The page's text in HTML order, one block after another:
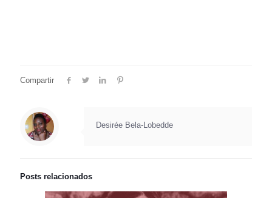
Compartir
Desirée Bela-Lobedde
Posts relacionados